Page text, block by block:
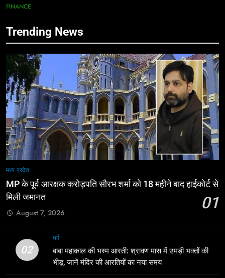
FINANCE
Trending News
मध्य प्रदेश
MP के पूर्व आरक्षक करोड़पति सौरभ शर्मा को 18 महीने बाद हाईकोर्ट से
मिली जमानत
01
August 7, 2026
02
धर्म
बाबा महाकाल की भस्म आरती: श्रावण मास में उमड़ी भक्तों की
भीड़, जानें मंदिर की आरतियों का नया समय